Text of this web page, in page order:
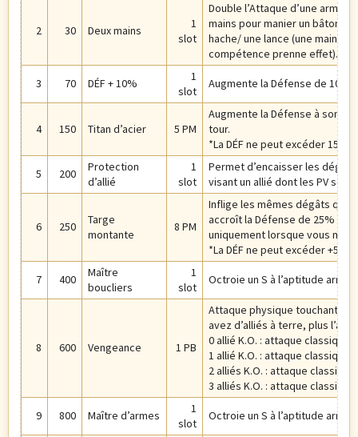
2 30 Deux mains
1
slot
Double l’Attaque d’une arme
mains pour manier un bâton/
hache/ une lance (une main
compétence prenne effet).
3 70 DÉF + 10%
1
slot
Augmente la Défense de 10%.
4 150 Titan d’acier 5 PM
Augmente la Défense à son
tour.
*La DÉF ne peut excéder 150%.
5 200
Protection
d’allié
1
slot
Permet d’encaisser les
visant un allié dont les PV sont
6 250
Targe
montante
8 PM
Inflige les mêmes dégâts
accroît la Défense de 25%
uniquement lorsque vous
*La DÉF ne peut excéder +50%.
7 400
Maître
boucliers
1
slot
Octroie un S à l’aptitude
8 600 Vengeance 1 PB
Attaque physique touchant
avez d’alliés à terre, plus
0 allié K.O. : attaque classique
1 allié K.O. : attaque classique
2 alliés K.O. : attaque classique
3 alliés K.O. : attaque classique
9 800 Maître d’armes
1
slot
Octroie un S à l’aptitude arme